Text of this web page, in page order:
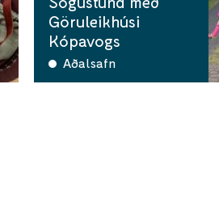
Göruleikhúsi
Kópavogs
Aðalsafn